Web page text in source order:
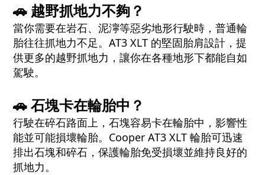
🚗 越野抓地力不夠？
當你需要在岩石、泥濘等惡劣地形行駛時，普通輪
胎往往抓地力不足。AT3 XLT 的堅固胎肩設計，提
供更多的越野抓地力，讓你在各種地形下都能自如
駕駛。
🚗 石塊卡在輪胎中？
行駛在碎石路面上，石塊容易卡在輪胎中，影響性
能並可能損壞輪胎。Cooper AT3 XLT 輪胎可迅速
排出石塊和碎石，保護輪胎免受損壞並維持良好的
抓地力。